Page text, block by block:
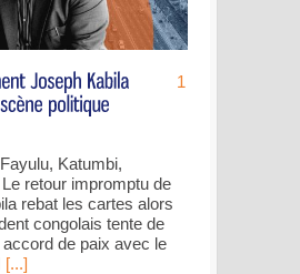
1
Katumbi,
retour impromptu de
rebat les cartes alors
congolais tente de
de paix avec le
[...]